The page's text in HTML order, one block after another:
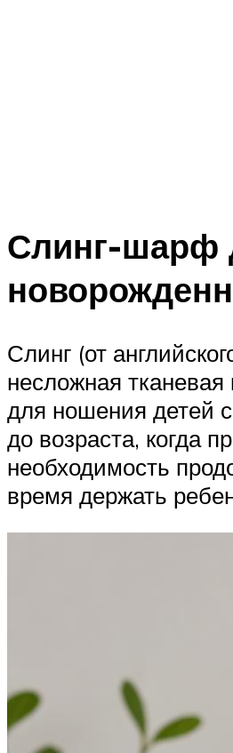
Слинг-шарф
Слинг (от
несложная тканевая
для ношения детей
до возраста, когда
необходимость
время держать